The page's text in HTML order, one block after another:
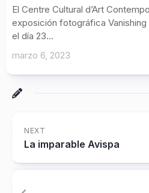
El Centre Cultural d’Art
exposición fotográfica
el día 23...
marzo 6, 2023
NEXT
La imparable Avispa